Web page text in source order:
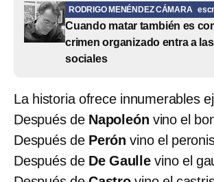
RODRIGO MENÉNDEZ CÁMARA
Cuando matar también es
crimen organizado entra a
sociales
La historia ofrece innumerables
Después de Napoleón vino el
Después de Perón vino el
Después de De Gaullevino el